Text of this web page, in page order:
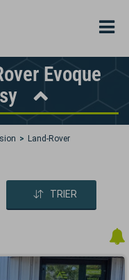
Evoque
Land-Rover
TRIER